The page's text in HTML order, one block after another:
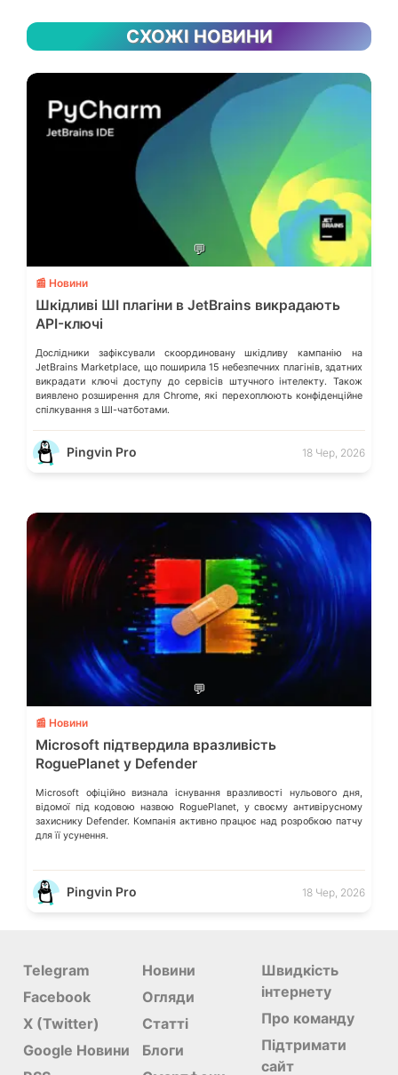
СХОЖІ НОВИНИ
💬
📰 Новини
Шкідливі ШІ плагіни в JetBrains викрадають
API-ключі
Дослідники зафіксували скоординовану шкідливу кампанію на
JetBrains Marketplace, що поширила 15 небезпечних плагінів, здатних
викрадати ключі доступу до сервісів штучного інтелекту. Також
виявлено розширення для Chrome, які перехоплюють конфіденційне
спілкування з ШІ-чатботами.
Pingvin Pro 18 Чер, 2026
💬
📰 Новини
Microsoft підтвердила вразливість
RoguePlanet у Defender
Microsoft офіційно визнала існування вразливості нульового дня,
відомої під кодовою назвою RoguePlanet, у своєму антивірусному
захиснику Defender. Компанія активно працює над розробкою патчу
для її усунення.
Pingvin Pro 18 Чер, 2026
Telegram
Facebook
X (Twitter)
Google Новини
Новини
Огляди
Статті
Блоги
Швидкість
інтернету
Про команду
Підтримати
сайт